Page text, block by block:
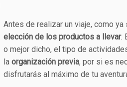
Antes de realizar un viaje, como
elección de los productos a llevar.
o mejor dicho, el tipo de
la organización previa, por si es
disfrutarás al máximo de tu